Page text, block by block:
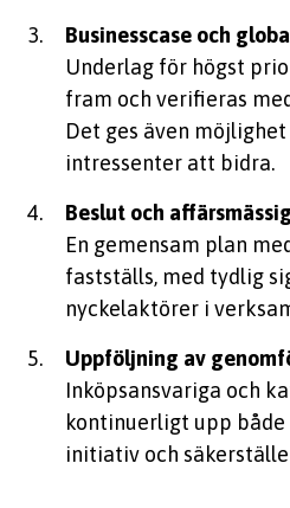
Businesscase och
Underlag för högst
fram och verifieras
Det ges även
intressenter att bidra.
Beslut och
En gemensam plan
fastställs, med tydlig
nyckelaktörer i
Uppföljning av
Inköpsansvariga och
kontinuerligt upp
initiativ och